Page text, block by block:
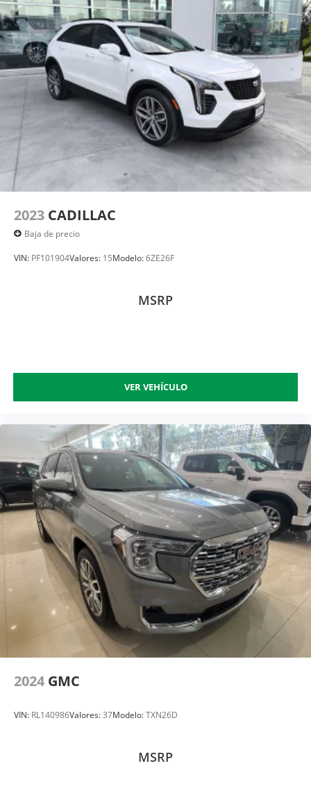
2023 CADILLAC
Baja de precio
VIN: PF101904Valores: 15Modelo:6ZE26F
MSRP
VER VEHÍCULO
2024 GMC
VIN: RL140986Valores:37Modelo:TXN26D
MSRP